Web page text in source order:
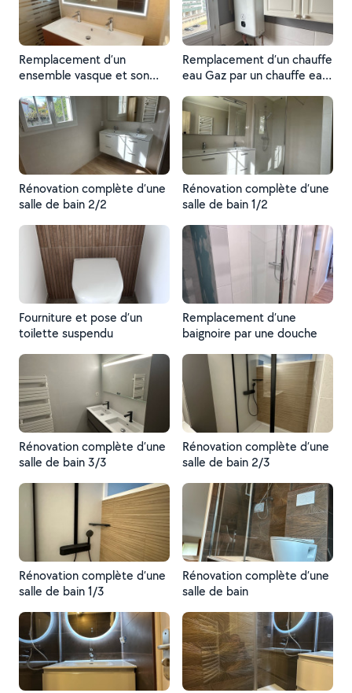
Remplacement d’un
ensemble vasque et son
Remplacement d’un chauffe
eau Gaz par un chauffe eau
Rénovation complète d’une
salle de bain 2/2
Rénovation complète d’une
salle de bain 1/2
Fourniture et pose d’un
toilette suspendu
Remplacement d’une
baignoire par une douche
Rénovation complète d’une
salle de bain 3/3
Rénovation complète d’une
salle de bain 2/3
Rénovation complète d’une
salle de bain 1/3
Rénovation complète d’une
salle de bain